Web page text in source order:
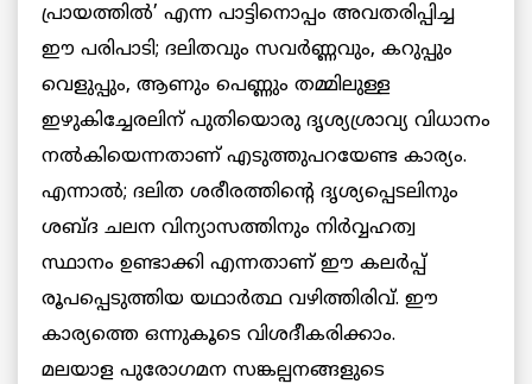
പ്രായത്തില്‍’ എന്ന പാട്ടിനൊപ്പം അവതരിപ്പിച്ച
ഈ പരിപാടി; ദലിതവും സവര്‍ണ്ണവും, കറുപ്പും
വെളുപ്പും, ആണും പെണ്ണും തമ്മിലുള്ള
ഇഴുകിച്ചേരലിന് പുതിയൊരു ദൃശ്യശ്രാവ്യ വിധാനം
നല്‍കിയെന്നതാണ് എടുത്തുപറയേണ്ട കാര്യം.
എന്നാല്‍; ദലിത ശരീരത്തിന്റെ ദൃശ്യപ്പെടലിനും
ശബ്ദ ചലന വിന്യാസത്തിനും നിര്‍വ്വഹത്വ
സ്ഥാനം ഉണ്ടാക്കി എന്നതാണ് ഈ കലര്‍പ്പ്
രൂപപ്പെടുത്തിയ യഥാര്‍ത്ഥ വഴിത്തിരിവ്. ഈ
കാര്യത്തെ ഒന്നുകൂടെ വിശദീകരിക്കാം.
മലയാള പുരോഗമന സങ്കല്പനങ്ങളുടെ